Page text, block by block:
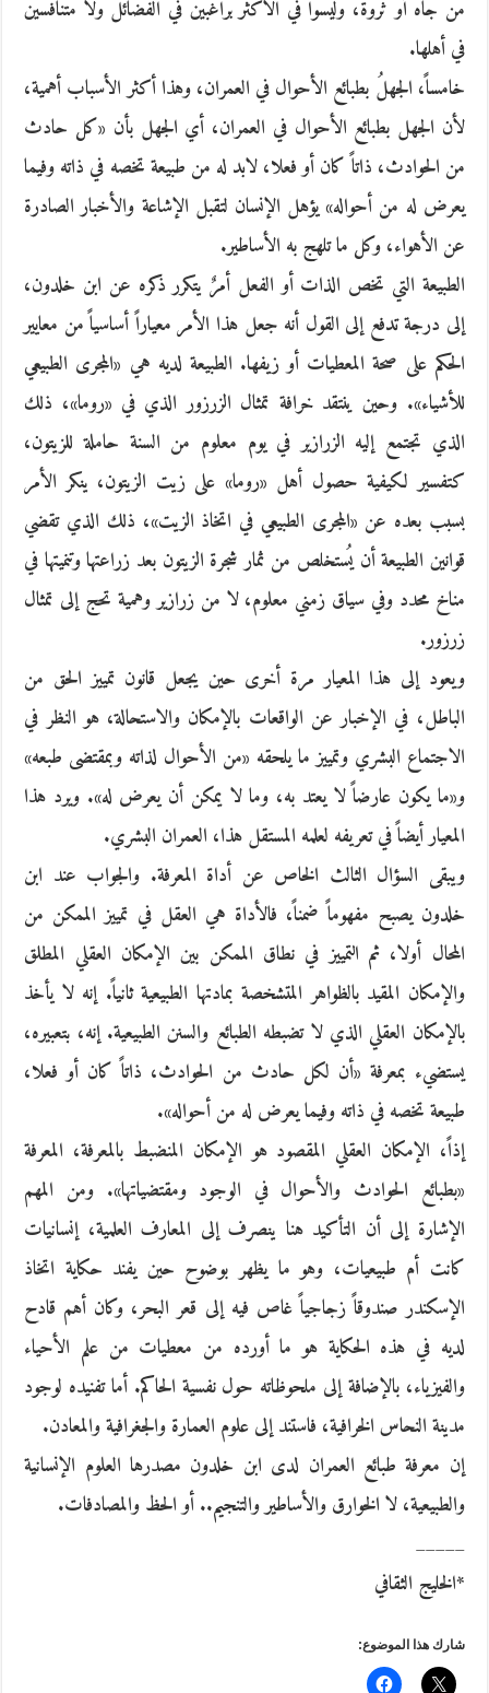
من جاه أو ثروة، وليسوا في الأكثر براغبين في الفضائل ولا متنافسين
في أهلها.
خامساً، الجهلُ بطبائع الأحوال في العمران، وهذا أكثر الأسباب أهمية،
لأن الجهل بطبائع الأحوال في العمران، أي الجهل بأن «كل حادث
من الحوادث، ذاتاً كان أو فعلا، لابد له من طبيعة تخصه في ذاته وفيما
يعرض له من أحواله» يؤهل الإنسان لتقبل الإشاعة والأخبار الصادرة
عن الأهواء، وكل ما تلهج به الأساطير.
الطبيعة التي تخص الذات أو الفعل أمرٌ يتكرر ذكره عن ابن خلدون،
إلى درجة تدفع إلى القول أنه جعل هذا الأمر معياراً أساسياً من معايير
الحكم على صحة المعطيات أو زيفها. الطبيعة لديه هي «المجرى الطبيعي
للأشياء». وحين ينتقد خرافة تمثال الزرزور الذي في «روما»، ذلك
الذي تجتمع إليه الزرازير في يوم معلوم من السنة حاملة للزيتون،
كتفسير لكيفية حصول أهل «روما» على زيت الزيتون، ينكر الأمر
بسبب بعده عن «المجرى الطبيعي في اتخاذ الزيت»، ذلك الذي تقضي
قوانين الطبيعة أن يُستخلص من ثمار شجرة الزيتون بعد زراعتها وتنميتها في
مناخ محدد وفي سياق زمني معلوم، لا من زرازير وهمية تحج إلى تمثال
زرزور.
ويعود إلى هذا المعيار مرة أخرى حين يجعل قانون تمييز الحق من
الباطل، في الإخبار عن الواقعات بالإمكان والاستحالة، هو النظر في
الاجتماع البشري وتمييز ما يلحقه «من الأحوال لذاته وبمقتضى طبعه»
و«ما يكون عارضاً لا يعتد به، وما لا يمكن أن يعرض له». ويرد هذا
المعيار أيضاً في تعريفه لعلمه المستقل هذا، العمران البشري.
ويبقى السؤال الثالث الخاص عن أداة المعرفة. والجواب عند ابن
خلدون يصبح مفهوماً ضمناً، فالأداة هي العقل في تمييز الممكن من
المحال أولا، ثم التمييز في نطاق الممكن بين الإمكان العقلي المطلق
والإمكان المقيد بالظواهر المتشخصة بمادتها الطبيعية ثانياً. إنه لا يأخذ
بالإمكان العقلي الذي لا تضبطه الطبائع والسنن الطبيعية. إنه، بتعبيره،
يستضيء بمعرفة «أن لكل حادث من الحوادث، ذاتاً كان أو فعلا،
طبيعة تخصه في ذاته وفيما يعرض له من أحواله».
إذاً، الإمكان العقلي المقصود هو الإمكان المنضبط بالمعرفة، المعرفة
«بطبائع الحوادث والأحوال في الوجود ومقتضياتها». ومن المهم
الإشارة إلى أن التأكيد هنا ينصرف إلى المعارف العلمية، إنسانيات
كانت أم طبيعيات، وهو ما يظهر بوضوح حين يفند حكاية اتخاذ
الإسكندر صندوقاً زجاجياً غاص فيه إلى قعر البحر، وكان أهم قادح
لديه في هذه الحكاية هو ما أورده من معطيات من علم الأحياء
والفيزياء، بالإضافة إلى ملحوظاته حول نفسية الحاكم. أما تفنيده لوجود
مدينة النحاس الخرافية، فاستند إلى علوم العمارة والجغرافية والمعادن.
إن معرفة طبائع العمران لدى ابن خلدون مصدرها العلوم الإنسانية
والطبيعية، لا الخوارق والأساطير والتنجيم.. أو الحظ والمصادفات.
_____
*الخليج الثقافي
شارك هذا الموضوع: